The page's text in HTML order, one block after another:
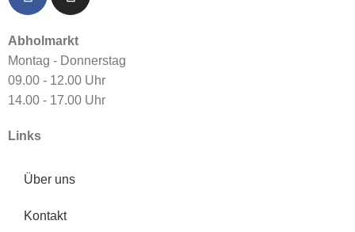
Abholmarkt
Montag - Donnerstag
09.00 - 12.00 Uhr
14.00 - 17.00 Uhr
Links
Über uns
Kontakt